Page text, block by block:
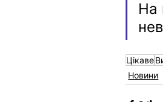
На
Цікаве
Новини